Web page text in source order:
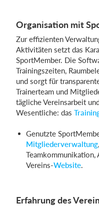
Organisation mit
Zur effizienten
Aktivitäten setzt das
SportMember. Die
Trainingszeiten,
und sorgt für
Trainerteam und
tägliche Vereinsarbeit
Wesentliche: das
Genutzte
Mitgliederverwaltung
Vereins-Website.
Erfahrung des